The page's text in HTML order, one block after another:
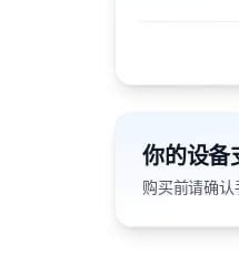
你的设备
购买前请确